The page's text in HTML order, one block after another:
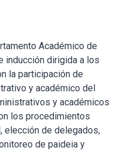
Académico de
inducción dirigida a los
la participación de
y académico del
y académicos
los procedimientos
elección de delegados,
de paideia y